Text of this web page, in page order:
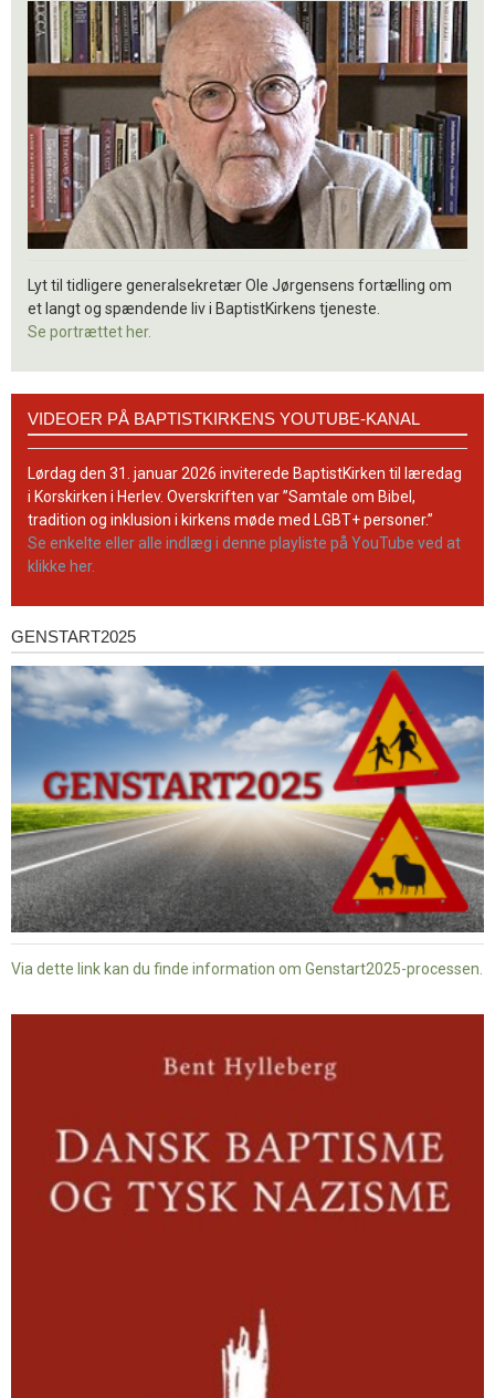
Lyt til tidligere generalsekretær Ole Jørgensens fortælling om
et langt og spændende liv i BaptistKirkens tjeneste.
Se portrættet her.
BaptistKirkens
YouTube-
kanal
VIDEOER PÅ BAPTISTKIRKENS YOUTUBE-KANAL
Lørdag den 31. januar 2026 inviterede BaptistKirken til læredag
i Korskirken i Herlev. Overskriften var ”Samtale om Bibel,
tradition og inklusion i kirkens møde med LGBT+ personer.”
Se enkelte eller alle indlæg i denne playliste på YouTube ved at
klikke her.
Genstart2025
GENSTART2025
Via dette link kan du finde information om Genstart2025-processen.